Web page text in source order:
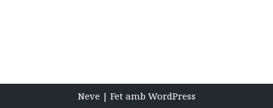
Neve | Fet amb WordPress